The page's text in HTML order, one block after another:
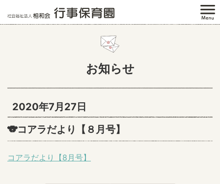
お知らせ
2020年7月27日
🐨コアラだより【８月号】
コアラだより【8月号】